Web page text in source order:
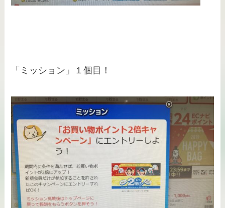
「ミッション」１個目！